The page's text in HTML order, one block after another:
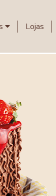
Lojas